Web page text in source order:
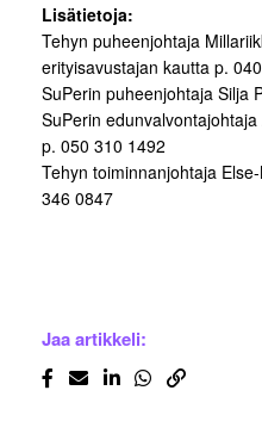
Lisätietoja:
Tehyn puheenjohtaja
erityisavustajan kautta p.
SuPerin puheenjohtaja Silja
SuPerin
p. 050 310 1492
Tehyn toiminnanjohtaja
346 0847
Jaa artikkeli: